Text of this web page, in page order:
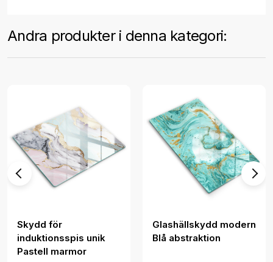
Andra produkter i denna kategori:
Skydd för
induktionsspis unik
Pastell marmor
Glashällskydd modern
Blå abstraktion